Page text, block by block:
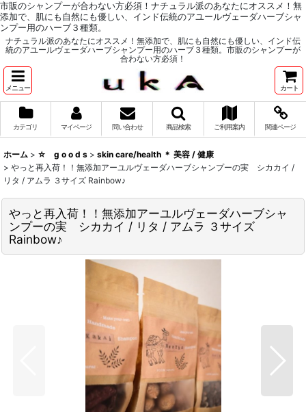
市販のシャンプーが合わない方必須！ナチュラル派のあなたにオススメ！無
添加で、肌にも自然にも優しい、インド伝統のアユールヴェーダハーブシャ
ンプー用のハーブ３種類。
ナチュラル派のあなたにオススメ！無添加で、肌にも自然にも優しい、インド伝
統のアユールヴェーダハーブシャンプー用のハーブ３種類。市販のシャンプーが
合わない方必須！
メニュー カート
カテゴリ マイページ 問い合わせ 商品検索 ご利用案内 関連ページ
ホーム > ☆ g o o d s > skin care/health ＊ 美容 / 健康
> やっと再入荷！！無添加アーユルヴェーダハーブシャンプーの実 シカカイ /
リタ / アムラ ３サイズ Rainbow♪
やっと再入荷！！無添加アーユルヴェーダハーブシャ
ンプーの実 シカカイ / リタ / アムラ ３サイズ
Rainbow♪